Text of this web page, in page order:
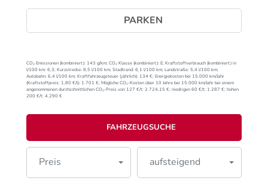
PARKEN
CO₂ Emissionen (kombiniert): 143 g/km;CO₂ Klasse (kombiniert):E;Kraftstoffverbrauch (kombiniert) in
l/100 km:6,3;Kurzstrecke:8,5 l/100 km;Stadtrand: 6,1 l/100 km;Landstraße: 5,4 l/100 km;
Autobahn:6,4 l/100 km;Kraftfahrzeugsteuer (jährlich): 134 €;Energiekosten bei 15.000 km/Jahr
(Kraftstoffpreis: 1,80 €/l): 1.701 €;Mögliche CO₂-Kosten über 10 Jahre bei 15.000 km/Jahr bei einem
angenommenen durchschnittlichen CO₂-Preis von 127 €/t:2.724,15 €; niedrigen 60 €/t: 1.287 €; hohen
200 €/t: 4.290 €
Preis aufsteigend
FAHRZEUGSUCHE